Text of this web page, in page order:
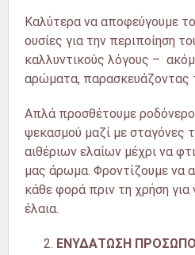
Καλύτερα να αποφεύγουμε
ουσίες για την περιποίηση
καλλυντικούς λόγους –
αρώματα, παρασκευάζοντας
Απλά προσθέτουμε ροδόνερο
ψεκασμού μαζί με σταγόνες
αιθέριων ελαίων μέχρι να
μας άρωμα. Φροντίζουμε να
κάθε φορά πριν τη χρήση για
έλαια.
ΕΝΥΔΑΤΩΣΗ